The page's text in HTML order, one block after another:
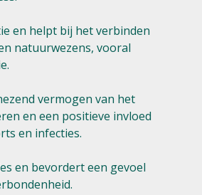
en helpt bij het verbinden
natuurwezens, vooral
vermogen van het
en een positieve invloed
en infecties.
en bevordert een gevoel